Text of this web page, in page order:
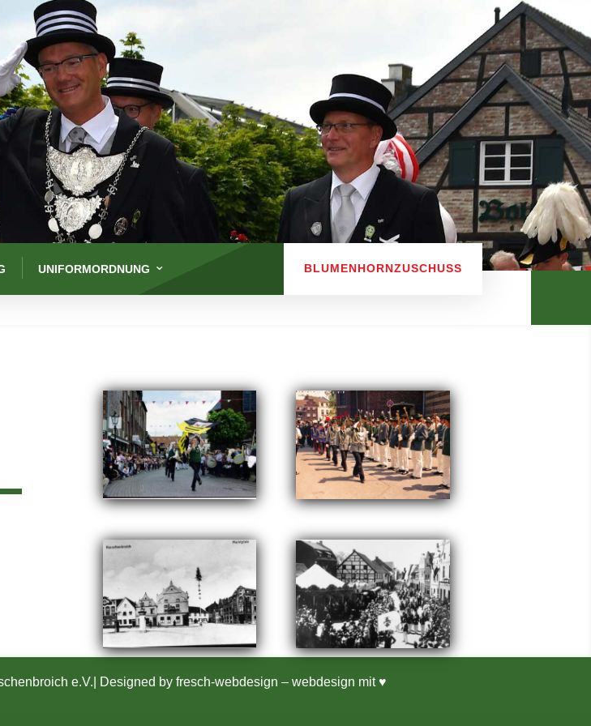
BLUMENHORNZUSCHUSS
UNIFORMORDNUNG
e.V. | Designed by fresch-webdesign – webdesign mit ♥